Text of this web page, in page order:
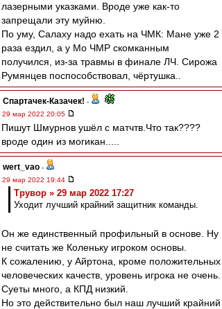
лазерными указками. Вроде уже как-то
запрещали эту муйню.
По уму, Салаху надо ехать на ЧМК: Мане уже 2
раза ездил, а у Мо ЧМР скомканным
получился, из-за травмы в финале ЛЧ. Сирожа
Румянцев поспособствовал, чёртушка..
Спартачек-Казачек! -
29 мар 2022 20:05
Пишут Шмурнов ушёл с матчтв.Что так????
вроде один из могикан.....
wert_vao -
29 мар 2022 19:44
Трувор » 29 мар 2022 17:27
Уходит лучший крайний защитник команды.
Он же единственный профильный в основе. Ну
не считать же Коленьку игроком основы.
К сожалению, у Айртона, кроме положительных
человеческих качеств, уровень игрока не очень.
Суеты много, а КПД низкий.
Но это действительно был наш лучший крайний